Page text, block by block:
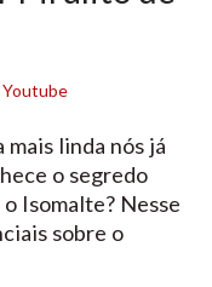
Youtube
linda nós já
o segredo
Isomalte? Nesse
sobre o